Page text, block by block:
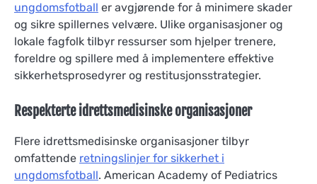
ungdomsfotball er avgjørende for å minimere skader
og sikre spillernes velvære. Ulike organisasjoner og
lokale fagfolk tilbyr ressurser som hjelper trenere,
foreldre og spillere med å implementere effektive
sikkerhetsprosedyrer og restitusjonsstrategier.
Respekterte idrettsmedisinske organisasjoner
Flere idrettsmedisinske organisasjoner tilbyr
omfattende retningslinjer for sikkerhet i
ungdomsfotball. American Academy of Pediatrics